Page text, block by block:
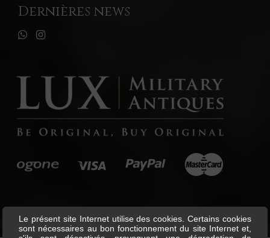
Dernières news
Le présent site Internet utilise des cookies. Certains cookies
sont nécessaires au bon fonctionnement du site Internet et,